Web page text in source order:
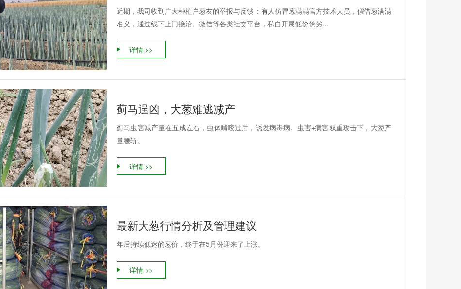
近期，我司收到广大种植户葱友的举报与反馈：有人仿冒葱满满官方技术人员，假借葱满满
名义，通过线下上门接洽、微信等各类社交平台，私自开展低价伪劣...
详情 >>
蓟马逞凶，大葱难逃减产
蓟马虫害减产量在五成左右，虫体啃咬过后，诱发病毒病。虫害+病害双重攻击下，大葱产
量腰斩。
详情 >>
最新大葱行情分析及管理建议
年后持续低迷的葱价，终于在5月份迎来了上涨。
详情 >>